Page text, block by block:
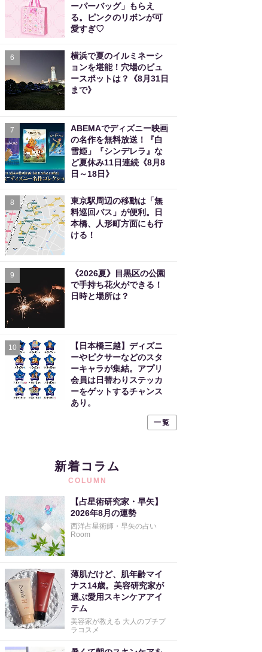
ーパーバッグ」もらえ
る。ピンクのリボンが可
愛すぎ♡
6
横浜で夏のイルミネーシ
ョンを堪能！穴場のビュ
ースポットは？《8月31日
まで》
7
ABEMAでディズニー映画
の名作を無料放送！『白
雪姫」『シンデレラ』な
ど夏休み11日連続《8月8
日～18日》
8
東京駅周辺の移動は「無
料巡回バス」が便利。日
本橋、人形町方面にも行
ける！
9
《2026夏》目黒区の公園
で手持ち花火ができる！
日時と場所は？
10
【日本橋三越】ディズニ
ーやピクサーなどのスタ
ーキャラが集結。アプリ
会員は日替わりステッカ
ーをゲットするチャンス
あり。
一覧
新着コラム
COLUMN
【占星術研究家・早矢】
2026年8月の運勢
西洋占星術師・早矢の占い
Room
薄肌だけど、肌年齢マイ
ナス14歳。美容研究家が
選ぶ愛用スキンケアアイ
テム
美容家が教える 大人のプチプ
ラコスメ